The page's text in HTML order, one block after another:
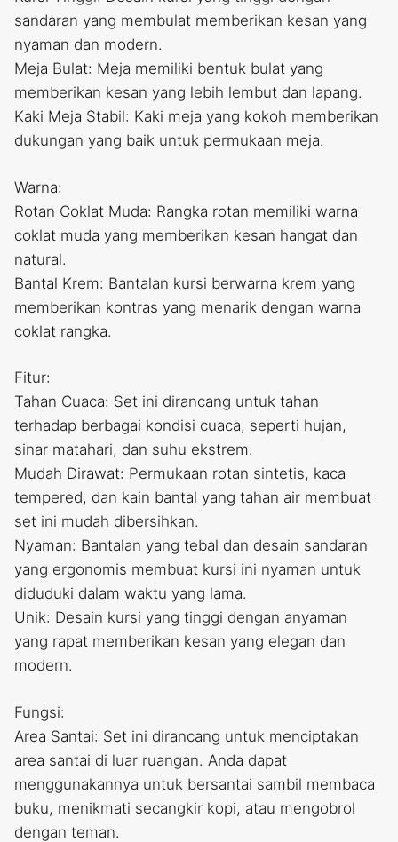
sandaran yang membulat memberikan kesan yang
nyaman dan modern.
Meja Bulat: Meja memiliki bentuk bulat yang
memberikan kesan yang lebih lembut dan lapang.
Kaki Meja Stabil: Kaki meja yang kokoh memberikan
dukungan yang baik untuk permukaan meja.
Warna:
Rotan Coklat Muda: Rangka rotan memiliki warna
coklat muda yang memberikan kesan hangat dan
natural.
Bantal Krem: Bantalan kursi berwarna krem yang
memberikan kontras yang menarik dengan warna
coklat rangka.
Fitur:
Tahan Cuaca: Set ini dirancang untuk tahan
terhadap berbagai kondisi cuaca, seperti hujan,
sinar matahari, dan suhu ekstrem.
Mudah Dirawat: Permukaan rotan sintetis, kaca
tempered, dan kain bantal yang tahan air membuat
set ini mudah dibersihkan.
Nyaman: Bantalan yang tebal dan desain sandaran
yang ergonomis membuat kursi ini nyaman untuk
diduduki dalam waktu yang lama.
Unik: Desain kursi yang tinggi dengan anyaman
yang rapat memberikan kesan yang elegan dan
modern.
Fungsi:
Area Santai: Set ini dirancang untuk menciptakan
area santai di luar ruangan. Anda dapat
menggunakannya untuk bersantai sambil membaca
buku, menikmati secangkir kopi, atau mengobrol
dengan teman.